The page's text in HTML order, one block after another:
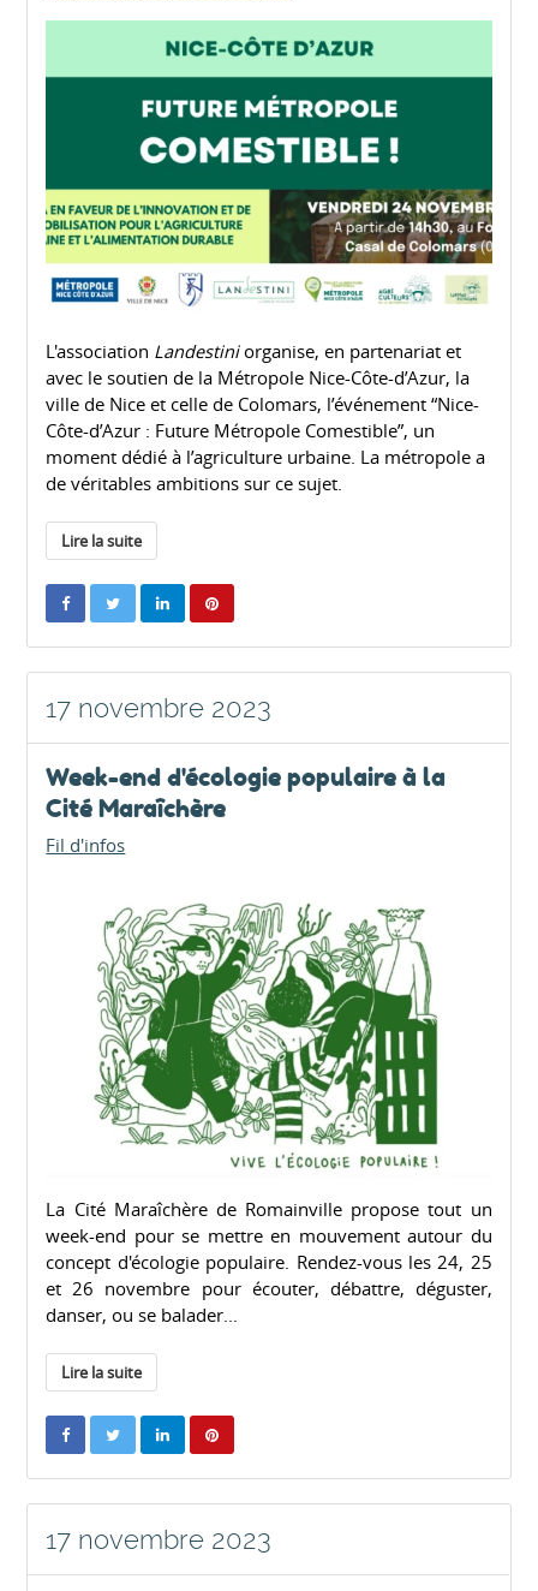
L'association Landestiniorganise, en partenariat et
avec le soutien de la Métropole Nice-Côte-d’Azur, la
ville de Nice et celle de Colomars, l’événement “Nice-
Côte-d’Azur : Future Métropole Comestible”, un
moment dédié à l’agriculture urbaine. La métropole a
de véritables ambitions sur ce sujet.
Lire la suite
17 novembre 2023
Week-end d'écologie populaire à la
Cité Maraîchère
Fil d'infos
La Cité Maraîchère de Romainville propose tout un
week-end pour se mettre en mouvement autour du
concept d'écologie populaire. Rendez-vous les 24, 25
et 26 novembre pour écouter, débattre, déguster,
danser, ou se balader...
Lire la suite
17 novembre 2023